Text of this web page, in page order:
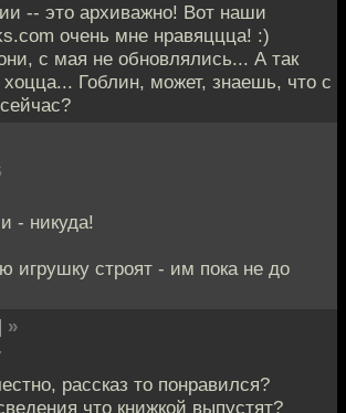
-- это архиважно! Вот наши
очень мне нравяццца! :)
с мая не обновлялись... А так
хоцца... Гоблин, может, знаешь, что с
- никуда!
игрушку строят - им пока не до
»
рассказ то понравился?
что книжкой выпустят?